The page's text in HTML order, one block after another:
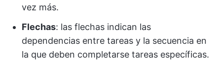
vez más.
Flechas: las flechas indican las
dependencias entre tareas y la secuencia en
la que deben completarse tareas específicas.